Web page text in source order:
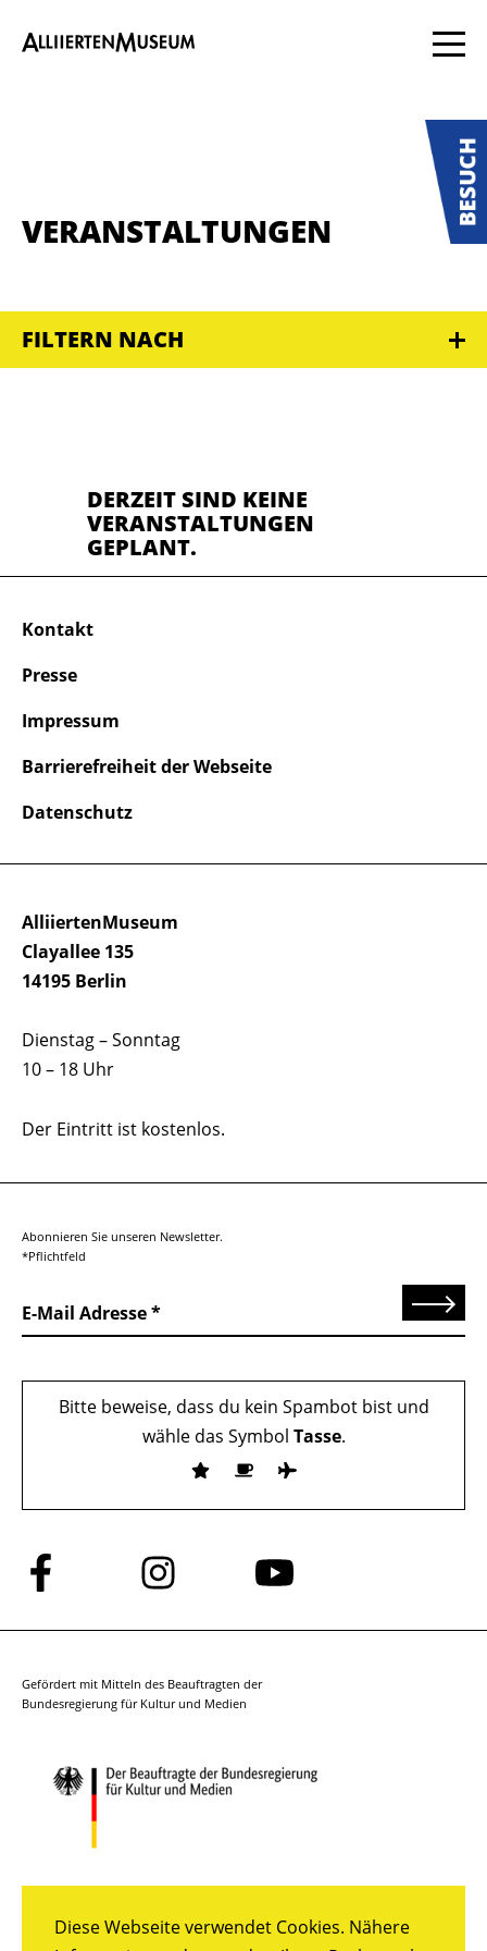
Diese Webseite verwendet Cookies. Nähere
VERANSTALTUNGEN
FILTERN NACH
DERZEIT SIND KEINE
VERANSTALTUNGEN
GEPLANT.
AlliiertenMuseum
Clayallee 135
14195 Berlin
Dienstag – Sonntag
10 – 18 Uhr
Der Eintritt ist kostenlos.
Kontakt
Presse
Impressum
Barrierefreiheit der Webseite
Datenschutz
Abonnieren Sie unseren Newsletter.
*Pflichtfeld
E-Mail Adresse Senden
Bitte beweise, dass du kein Spambot bist und
wähle das Symbol Tasse.
Folge
uns
auf
Folge
uns
auf
Folge
auf
Gefördert mit Mitteln des Beauftragten der
Bundesregierung für Kultur und Medien